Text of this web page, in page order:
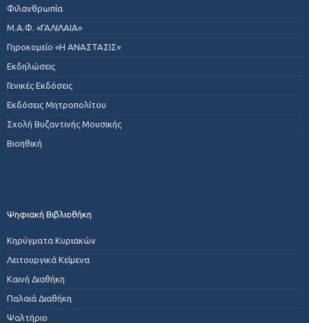
Φιλανθρωπία
Μ.Α.Φ. «ΓΑΛΙΛΑΙΑ»
Γηροκομείο «Η ΑΝΑΣΤΑΣΙΣ»
Εκδηλώσεις
Γενικές Εκδόσεις
Εκδόσεις Μητροπολίτου
Σχολή Βυζαντινής Μουσικής
Βιοηθική
Ψηφιακή Βιβλιοθήκη
Κηρύγματα Κυριακών
Λειτουργικά Κείμενα
Καινή Διαθήκη
Παλαιά Διαθήκη
Ψαλτήριο